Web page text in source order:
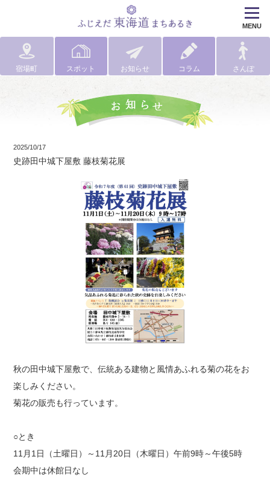
MENU
宿場町 スポット お知らせ コラム さんぽ
2025/10/17
史跡田中城下屋敷 藤枝菊花展
秋の田中城下屋敷で、伝統ある建物と風情あふれる菊の花をお
楽しみください。
菊花の販売も行っています。
○とき
11月1日（土曜日）～11月20日（木曜日）午前9時～午後5時
会期中は休館日なし